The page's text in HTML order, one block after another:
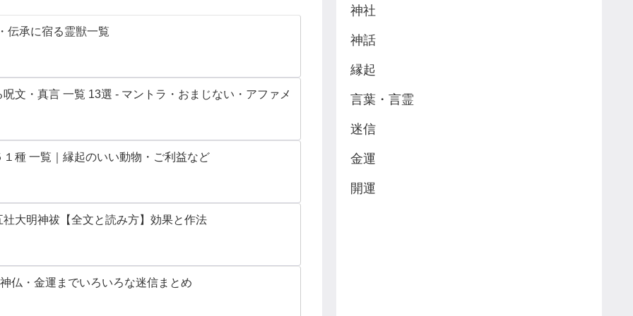
伝承に宿る霊獣一覧
文・真言 一覧 13選 - マントラ・おまじない・アファメ
種 一覧｜縁起のいい動物・ご利益など
大明神祓【全文と読み方】効果と作法
仏・金運までいろいろな迷信まとめ
神社
神話
縁起
言葉・言霊
迷信
金運
開運